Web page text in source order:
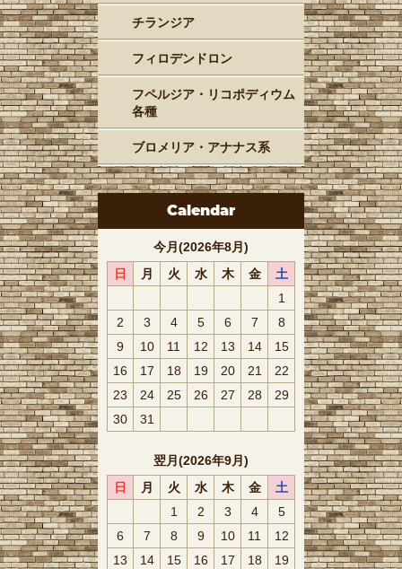
チランジア
フィロデンドロン
フペルジア・リコポディウム
各種
ブロメリア・アナナス系
Calendar
今月(2026年8月)
日
月 火 水 木 金
土
1
2
3 4 5 6 7
8
9
10 11 12 13 14
15
16
17 18 19 20 21
22
23
24 25 26 27 28
29
30
31
翌月(2026年9月)
日
月 火 水 木 金
土
1
2 3 4
5
6
7 8 9 10 11
12
13
14 15 16 17 18 19